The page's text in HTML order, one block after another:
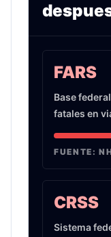
FARS
Base
fatales en
FUENTE:
CRSS
Sistema